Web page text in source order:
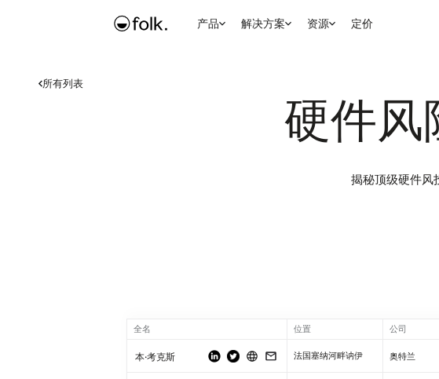
产品 解决方案 资源 定价
硬件风
揭秘顶级硬件风
所有列表
全名 位置 公司
本·考克斯 法国塞纳河畔讷伊 奥特兰